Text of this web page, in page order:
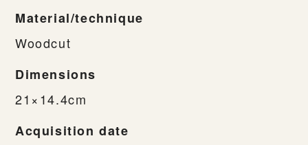
Material/technique
Woodcut
Dimensions
21×14.4cm
Acquisition date